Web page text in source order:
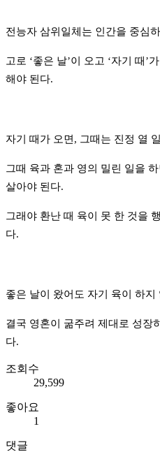
전능자 삼위일체는 인간을 중심
고로 ‘좋은 날’이 오고 ‘자기 때’
해야 된다.
자기 때가 오면, 그때는 진정 열
그때 육과 혼과 영의 밀린 일을
살아야 된다.
그래야 환난 때 육이 못 한 것을
다.
좋은 날이 왔어도 자기 육이 하지
결국 영혼이 굶주려 제대로 성장
다.
조회수
29,599
좋아요
1
댓글